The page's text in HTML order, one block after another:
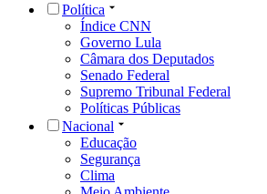
Política
Índice CNN
Governo Lula
Câmara dos Deputados
Senado Federal
Supremo Tribunal Federal
Políticas Públicas
Nacional
Educação
Segurança
Clima